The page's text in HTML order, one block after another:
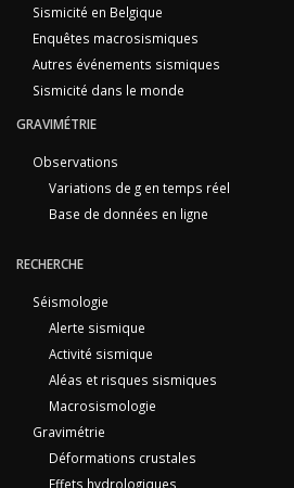
Sismicité en Belgique
Enquêtes macrosismiques
Autres événements sismiques
Sismicité dans le monde
GRAVIMÉTRIE
Observations
Variations de g en temps réel
Base de données en ligne
RECHERCHE
Séismologie
Alerte sismique
Activité sismique
Aléas et risques sismiques
Macrosismologie
Gravimétrie
Déformations crustales
Effets hydrologiques